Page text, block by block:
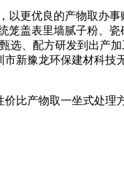
更优良的产物取办
盖表里墙腻子粉、
、配方研发到出产
新豫龙环保建材科
产物取一坐式处理